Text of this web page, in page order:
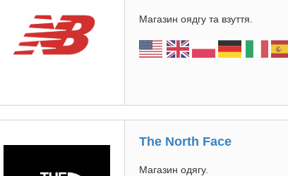
Магазин оядгу та взуття.
The North Face
Магазин одягу.